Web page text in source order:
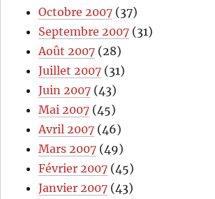
Octobre 2007 (37)
Septembre 2007 (31)
Août 2007 (28)
Juillet 2007 (31)
Juin 2007 (43)
Mai 2007 (45)
Avril 2007 (46)
Mars 2007 (49)
Février 2007 (45)
Janvier 2007 (43)